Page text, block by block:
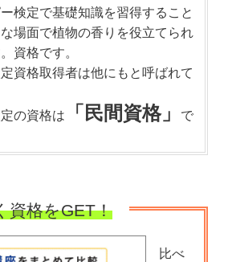
検定で基礎知識を習得すること
場面で植物の香りを役立てられ
資格です。
資格取得者は他にもと呼ばれて
の資格は
「民間資格」
で
資格をGET！
比べ